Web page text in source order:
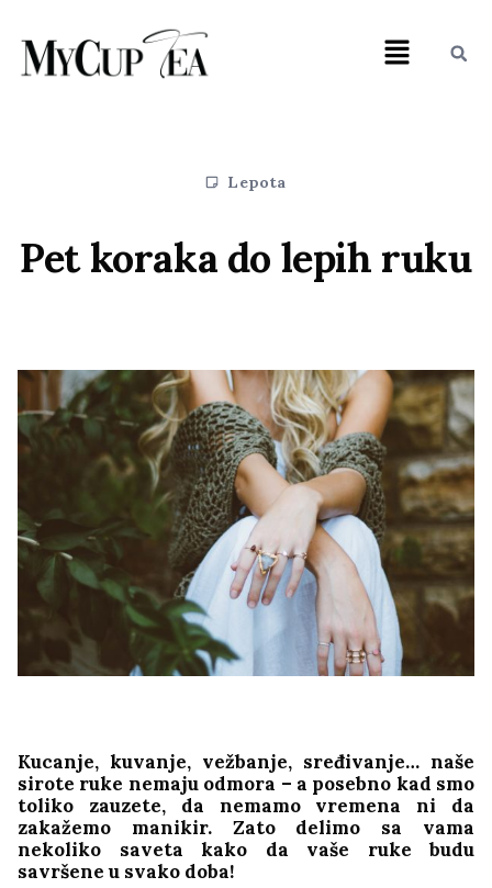
Lepota
Pet koraka do lepih ruku
Kucanje, kuvanje, vežbanje, sređivanje… naše
sirote ruke nemaju odmora – a posebno kad smo
toliko zauzete, da nemamo vremena ni da
zakažemo manikir. Zato delimo sa vama
nekoliko saveta kako da vaše ruke budu
savršene u svako doba!